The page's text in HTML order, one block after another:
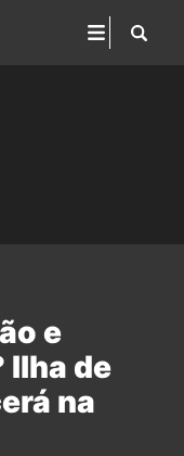
e
Ilha de
na